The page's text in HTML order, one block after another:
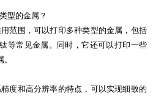
型的金属？
范围，可以打印多种类型的金属，包括
等常见金属。同时，它还可以打印一些
度和高分辨率的特点，可以实现细致的